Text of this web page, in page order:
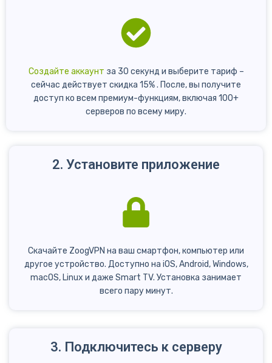
Создайте аккаунт за 30 секунд и выберите тариф –
сейчас действует скидка 15% . После, вы получите
доступ ко всем премиум-функциям, включая 100+
серверов по всему миру.
2. Установите приложение
Скачайте ZoogVPN на ваш смартфон, компьютер или
другое устройство. Доступно на iOS, Android, Windows,
macOS, Linux и даже Smart TV. Установка занимает
всего пару минут.
3. Подключитесь к серверу